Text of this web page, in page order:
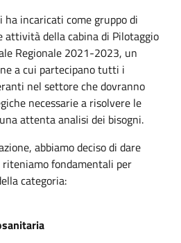
ha incaricati come gruppo di
attività della cabina di Pilotaggio
Regionale 2021-2023, un
a cui partecipano tutti i
nel settore che dovranno
necessarie a risolvere le
attenta analisi dei bisogni.
abbiamo deciso di dare
fondamentali per
categoria: